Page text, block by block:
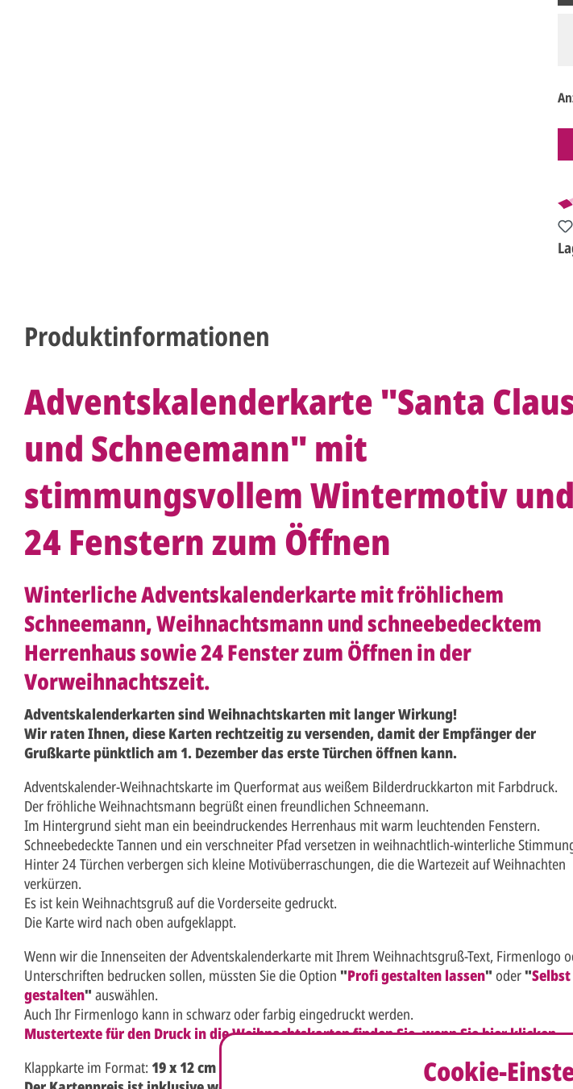
Produktinformationen
Adventskalenderkarte "Santa
und Schneemann" mit
stimmungsvollem Wintermotiv und
24 Fenstern zum Öffnen
Winterliche Adventskalenderkarte mit fröhlichem
Schneemann, Weihnachtsmann und schneebedecktem
Herrenhaus sowie 24 Fenster zum Öffnen in der
Vorweihnachtszeit.
Adventskalenderkarten sind Weihnachtskarten mit langer Wirkung!
Wir raten Ihnen, diese Karten rechtzeitig zu versenden, damit der Empfänger der
Grußkarte pünktlich am 1. Dezember das erste Türchen öffnen kann.
Adventskalender-Weihnachtskarte im Querformat aus weißem Bilderdruckkarton mit Farbdruck.
Der fröhliche Weihnachtsmann begrüßt einen freundlichen Schneemann.
Im Hintergrund sieht man ein beeindruckendes Herrenhaus mit warm leuchtenden Fenstern.
Schneebedeckte Tannen und ein verschneiter Pfad versetzen in weihnachtlich-winterliche
Hinter 24 Türchen verbergen sich kleine Motivüberraschungen, die die Wartezeit auf Weihnachten
verkürzen.
Es ist kein Weihnachtsgruß auf die Vorderseite gedruckt.
Die Karte wird nach oben aufgeklappt.
Wenn wir die Innenseiten der Adventskalenderkarte mit Ihrem Weihnachtsgruß-Text, Firmenlogo
Unterschriften bedrucken sollen, müssten Sie die Option "Profi gestalten lassen" oder"Selbst
gestalten" auswählen.
Auch Ihr Firmenlogo kann in schwarz oder farbig eingedruckt werden.
Mustertexte für den Druck in die Weihnachtskarten finden Sie, wenn Sie hier klicken.
Klappkarte im Format: 19 x 12 cm cm Breite x Höhe
(19 x 24 cm aufgeklappt).
Cookie-